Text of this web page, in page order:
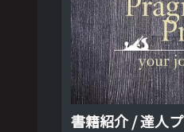
書籍紹介 / 達人